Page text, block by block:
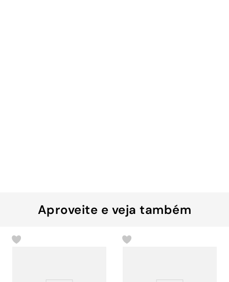
Aproveite e veja também